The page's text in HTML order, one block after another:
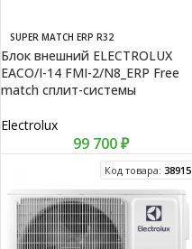
SUPER MATCH ERP R32
Блок внешний ELECTROLUX
EACO/I-14 FMI-2/N8_ERP Free
match сплит-системы
Electrolux
99 700₽
Код товара: 38915